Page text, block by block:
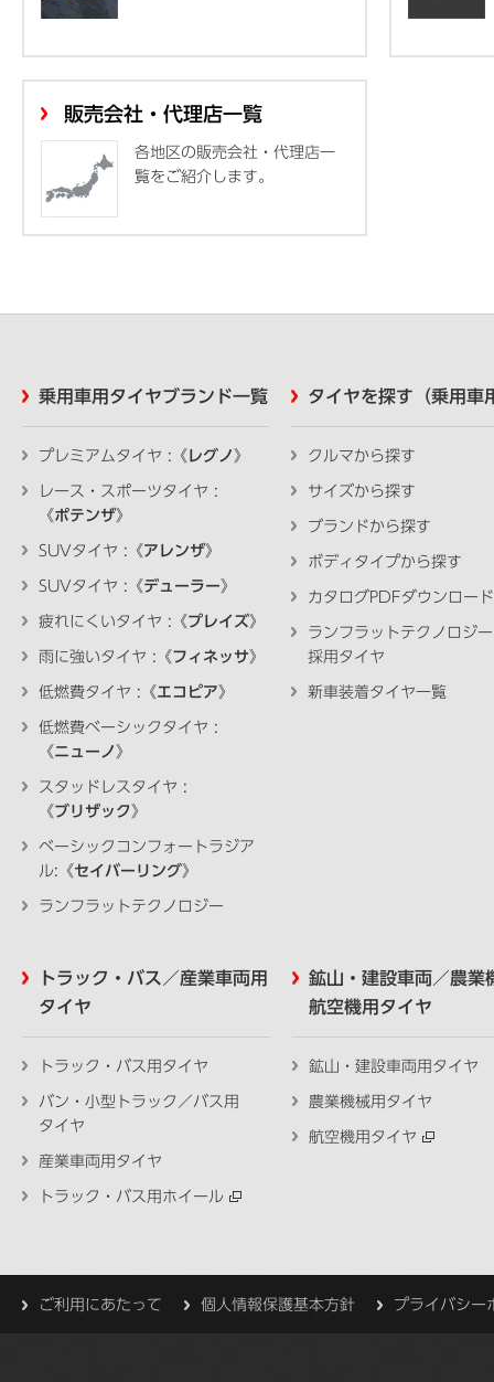
販売会社・代理店一覧
各地区の販売会社・代理店一
覧をご紹介します。
乗用車用タイヤブランド一覧
プレミアムタイヤ :《 レグノ 》
レース・スポーツタイヤ :
《ポテンザ》
SUVタイヤ :《アレンザ》
SUVタイヤ :《デューラー》
疲れにくいタイヤ :《プレイズ》
雨に強いタイヤ :《フィネッサ》
低燃費タイヤ :《エコピア》
低燃費ベーシックタイヤ :
《ニューノ 》
スタッドレスタイヤ :
《ブリザック 》
ベーシックコンフォートラジア
ル:《セイバーリング》
ランフラットテクノロジー
タイヤを探す（乗用車
クルマから探す
サイズから探す
ブランドから探す
ボディタイプから探す
カタログPDFダウンロード
ランフラットテクノロジー
採用タイヤ
新車装着タイヤ一覧
トラック・バス／産業車両用
タイヤ
トラック・バス用タイヤ
バン・小型トラック／バス用
タイヤ
産業車両用タイヤ
トラック・バス用ホイール
鉱山・建設車両／農業
航空機用タイヤ
鉱山・建設車両用タイヤ
農業機械用タイヤ
航空機用タイヤ
ご利用にあたって 個人情報保護基本方針 プライバシー